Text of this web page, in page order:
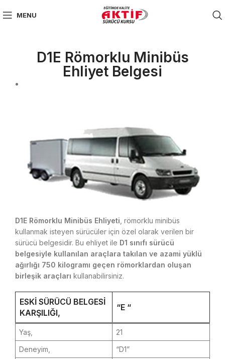
MENU
D1E Römorklu Minibüs
Ehliyet Belgesi
D1E Römorklu Minibüs Ehliyeti , römorklu minibüs
kullanmak isteyen sürücüler için özel olarak verilen bir
sürücü belgesidir. Bu ehliyet ile D1 sınıfı sürücü
belgesiyle kullanılan araçlara takılan ve azami yüklü
ağırlığı 750 kilogramı geçen römorklardan oluşan
birleşik araçları kullanabilirsiniz.
ESKI SÜRÜCÜ BELGESI
KARŞILIĞI,
“E “
Yaş,
21
Deneyim,
“D1”